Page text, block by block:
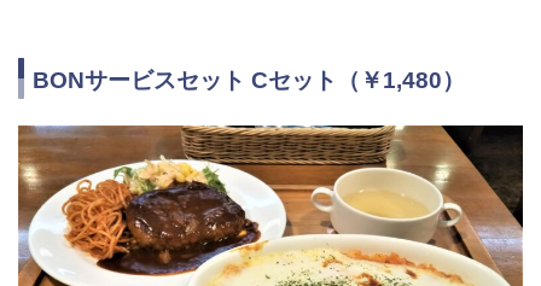
BONサービスセット Cセット（￥1,480）